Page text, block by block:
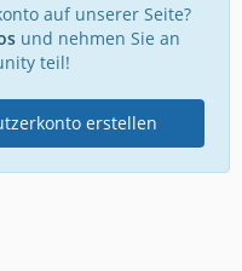
auf unserer Seite?
und nehmen Sie an
teil!
erstellen